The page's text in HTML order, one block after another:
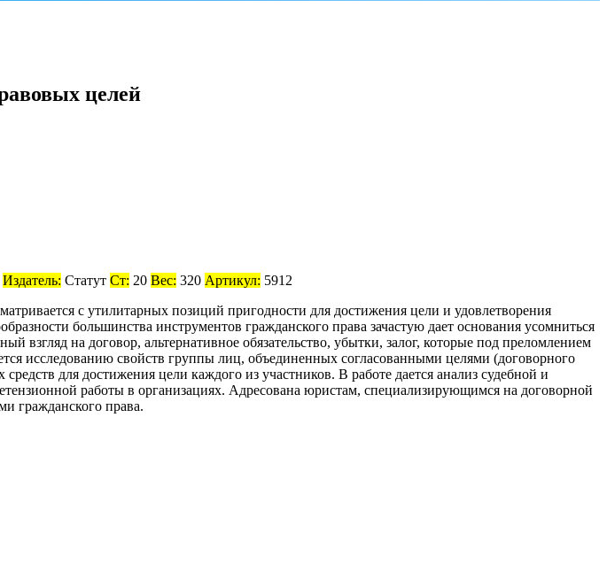
целей
Издатель: Статут Ст: 20 Вес: 320 Артикул: 5912
с утилитарных позиций пригодности для достижения цели и удовлетворения
большинства инструментов гражданского права зачастую дает основания усомниться
на договор, альтернативное обязательство, убытки, залог, которые под преломлением
исследованию свойств группы лиц, объединенных согласованными целями (договорного
для достижения цели каждого из участников. В работе дается анализ судебной и
работы в организациях. Адресована юристам, специализирующимся на договорной
гражданского права.